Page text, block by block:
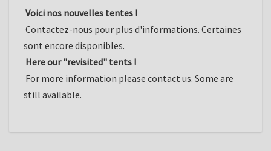
Voici nos nouvelles tentes !
Contactez-nous pour plus d'informations. Certaines
sont encore disponibles.
Here our "revisited" tents !
For more information please contact us. Some are
still available.